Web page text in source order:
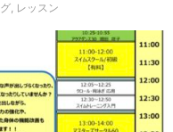
, レッスン